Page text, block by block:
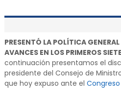
PRESENTÓ LA POLÍTICA
AVANCES EN LOS PRIMEROS
continuación presentamos el
presidente del Consejo de
que hoy expuso ante el